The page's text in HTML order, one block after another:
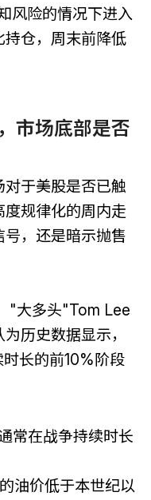
风险的情况下进入
仓，周末前降低
市场底部是否
于美股是否已触
规律化的周内走
，还是暗示抛售
"大多头"Tom Lee
历史数据显示，
长的前10%阶段
常在战争持续时长
油价低于本世纪以